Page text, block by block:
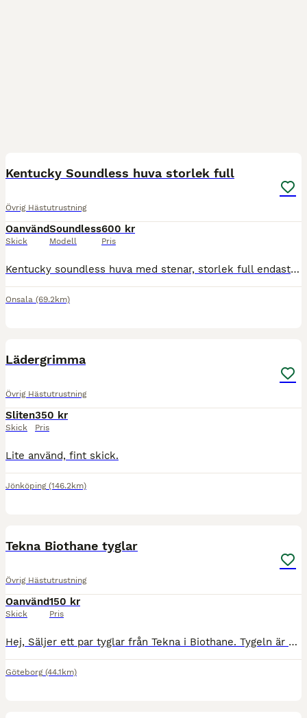
Kentucky Soundless huva storlek full
Övrig Hästutrustning
Oanvänd
Skick
Soundless
Modell
600 kr
Pris
Kentucky soundless huva med stenar, storlek full endast provad. Jättefint skick. Om den ska skickas står köparen för frakt.
Onsala (69.2km)
Lädergrimma
Övrig Hästutrustning
Sliten
Skick
350 kr
Pris
Lite använd, fint skick.
Jönköping (146.2km)
Tekna Biothane tyglar
Övrig Hästutrustning
Oanvänd
Skick
150 kr
Pris
Hej, Säljer ett par tyglar från Tekna i Biothane. Tygeln är brun med svart greppyta. Storlek Full. Hämtas i Göteborg alternativt skickas mot att köparen betalar frakten.
Göteborg (44.1km)